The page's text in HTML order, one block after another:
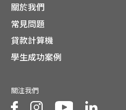
關於我們
常見問題
貸款計算機
學生成功案例
關注我們